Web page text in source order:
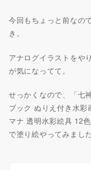
今回もちょっと前なの
き。
アナログイラストをや
が気になってて。
せっかくなので、「七
ブック ぬりえ付き水
マナ 透明水彩絵具 12
で塗り絵やってみました